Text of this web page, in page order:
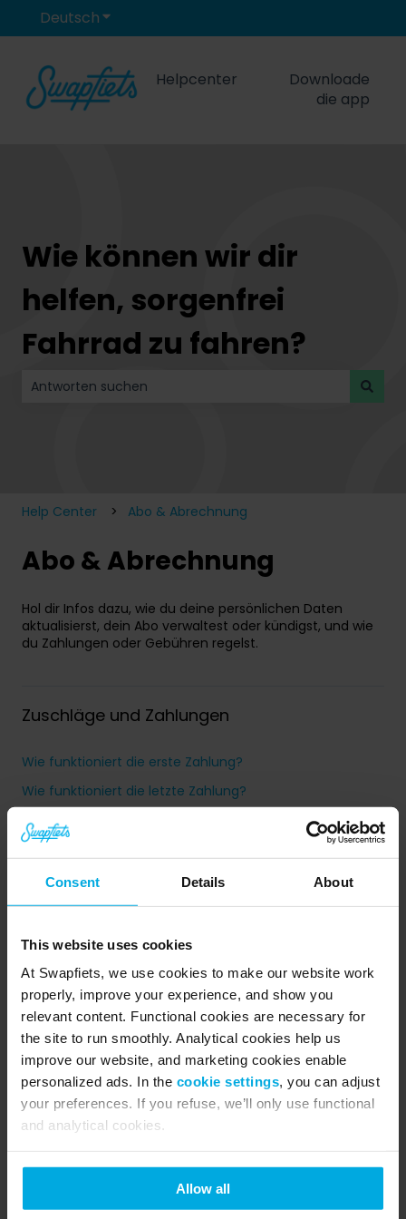
Consent Details About
This website uses cookies
At Swapfiets, we use cookies to make our website work
properly, improve your experience, and show you
relevant content. Functional cookies are necessary for
the site to run smoothly. Analytical cookies help us
improve our website, and marketing cookies enable
personalized ads. In the cookie settings, you can adjust
your preferences. If you refuse, we’ll only use functional
and analytical cookies.
Allow all
DeutschUntermenü für Übersetzungen anzeigen
Helpcenter
Downloade
die app
Wie können wir dir
helfen, sorgenfrei
Fahrrad zu fahren?
Help Center Abo & Abrechnung
Abo & Abrechnung
Hol dir Infos dazu, wie du deine persönlichen Daten
aktualisierst, dein Abo verwaltest oder kündigst, und wie
du Zahlungen oder Gebühren regelst.
Zuschläge und Zahlungen
Wie funktioniert die erste Zahlung?
Wie funktioniert die letzte Zahlung?
Welche Zusatzkosten können anfallen?
Wann wird die Zahlung abgebucht?
Mehr anzeigen▼
Mein Abonnement ändern
Wo finde (und bezahle) ich meine Rechnungen?
Kann ich zu einem anderen Fahrradtyp wechseln?
Kann ich mein Abonnement pausieren?
Kann ich mein Abo auf jemand anderen übertragen?
Wie kann ich meine Registrierung widerrufen?